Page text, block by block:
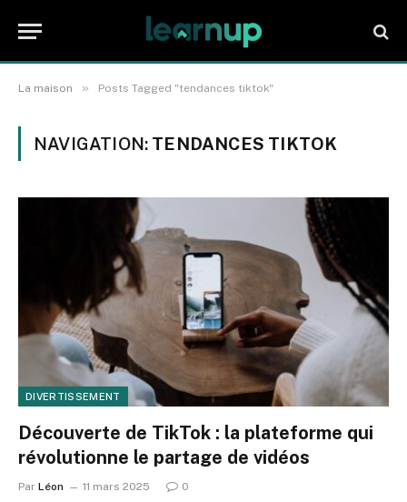
La maison » Posts Tagged "tendances tiktok"
NAVIGATION: TENDANCES TIKTOK
DIVERTISSEMENT
Découverte de TikTok : la plateforme qui
révolutionne le partage de vidéos
Par Léon 11 mars 2025 0